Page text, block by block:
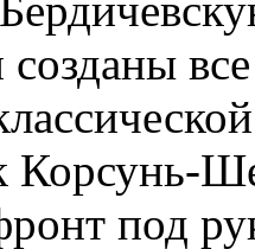
Корсунь-
под